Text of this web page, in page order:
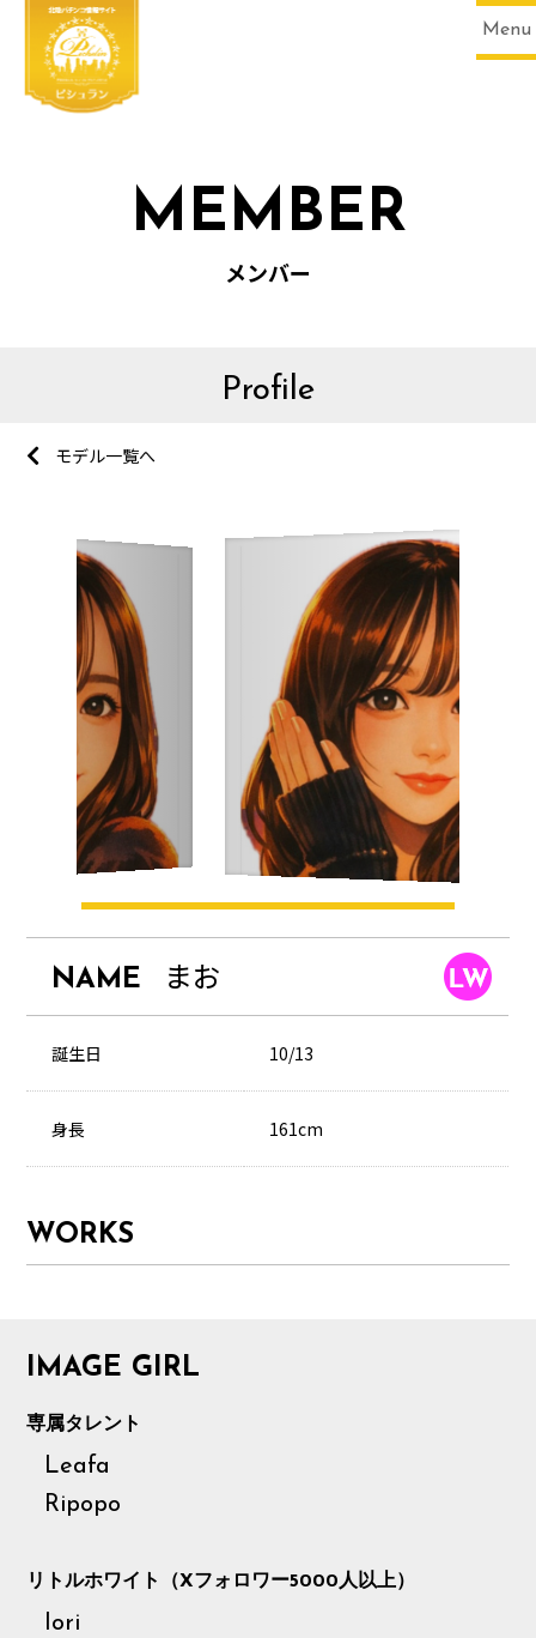
Menu
HOME
MEMBER
メンバー
Profile
モデル一覧へ
NAME まお
誕生日 10/13
身長 161cm
WORKS
IMAGE GIRL
専属タレント
Leafa
Ripopo
リトルホワイト（Xフォロワー5000人以上）
Iori